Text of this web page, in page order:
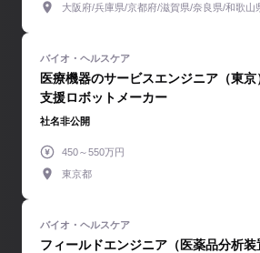
大阪府/兵庫県/京都府/滋賀県/奈良県/和歌山
医療機器のサービスエンジニア（東
支援ロボットメーカー
社名非公開
450～550万円
東京都
フィールドエンジニア（医薬品分析